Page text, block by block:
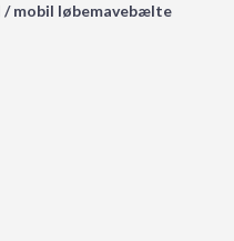
/ mobil løbemavebælte